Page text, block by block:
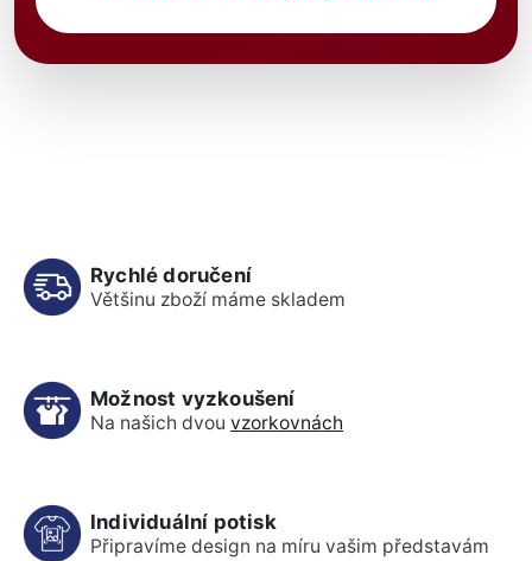
Rychlé doručení
Většinu zboží máme skladem
Možnost vyzkoušení
Na našich dvou vzorkovnách
Individuální potisk
Připravíme design na míru vašim představám